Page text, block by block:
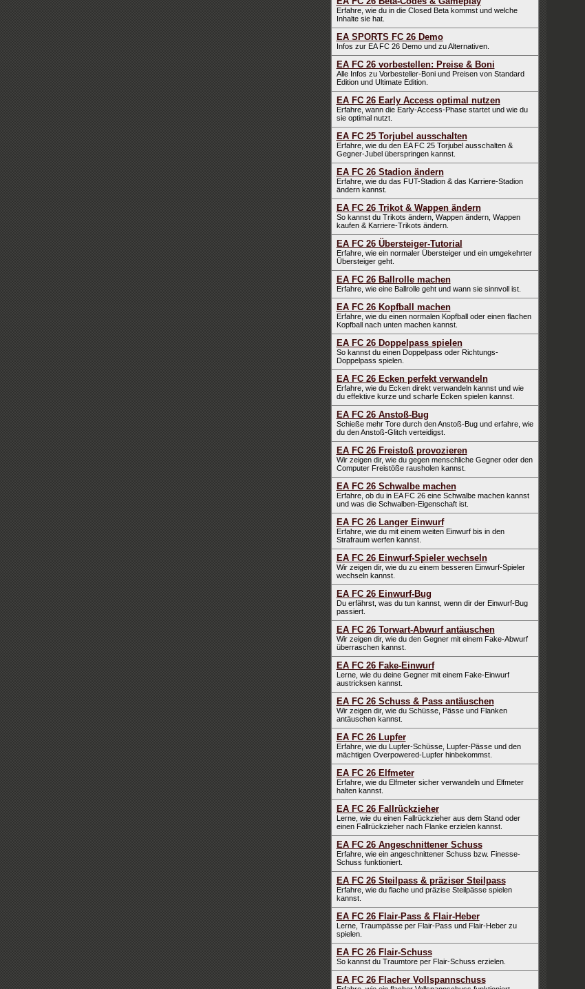
Erfahre, wie du in die Closed Beta kommst und welche
Inhalte sie hat.
EA SPORTS FC 26 Demo
Infos zur EA FC 26 Demo und zu Alternativen.
EA FC 26 vorbestellen: Preise & Boni
Alle Infos zu Vorbesteller-Boni und Preisen von Standard
Edition und Ultimate Edition.
EA FC 26 Early Access optimal nutzen
Erfahre, wann die Early-Access-Phase startet und wie du
sie optimal nutzt.
EA FC 25 Torjubel ausschalten
Erfahre, wie du den EA FC 25 Torjubel ausschalten &
Gegner-Jubel überspringen kannst.
EA FC 26 Stadion ändern
Erfahre, wie du das FUT-Stadion & das Karriere-Stadion
ändern kannst.
EA FC 26 Trikot & Wappen ändern
So kannst du Trikots ändern, Wappen ändern, Wappen
kaufen & Karriere-Trikots ändern.
EA FC 26 Übersteiger-Tutorial
Erfahre, wie ein normaler Übersteiger und ein umgekehrter
Übersteiger geht.
EA FC 26 Ballrolle machen
Erfahre, wie eine Ballrolle geht und wann sie sinnvoll ist.
EA FC 26 Kopfball machen
Erfahre, wie du einen normalen Kopfball oder einen flachen
Kopfball nach unten machen kannst.
EA FC 26 Doppelpass spielen
So kannst du einen Doppelpass oder Richtungs-
Doppelpass spielen.
EA FC 26 Ecken perfekt verwandeln
Erfahre, wie du Ecken direkt verwandeln kannst und wie
du effektive kurze und scharfe Ecken spielen kannst.
EA FC 26 Anstoß-Bug
Schieße mehr Tore durch den Anstoß-Bug und erfahre, wie
du den Anstoß-Glitch verteidigst.
EA FC 26 Freistoß provozieren
Wir zeigen dir, wie du gegen menschliche Gegner oder den
Computer Freistöße rausholen kannst.
EA FC 26 Schwalbe machen
Erfahre, ob du in EA FC 26 eine Schwalbe machen kannst
und was die Schwalben-Eigenschaft ist.
EA FC 26 Langer Einwurf
Erfahre, wie du mit einem weiten Einwurf bis in den
Strafraum werfen kannst.
EA FC 26 Einwurf-Spieler wechseln
Wir zeigen dir, wie du zu einem besseren Einwurf-Spieler
wechseln kannst.
EA FC 26 Einwurf-Bug
Du erfährst, was du tun kannst, wenn dir der Einwurf-Bug
passiert.
EA FC 26 Torwart-Abwurf antäuschen
Wir zeigen dir, wie du den Gegner mit einem Fake-Abwurf
überraschen kannst.
EA FC 26 Fake-Einwurf
Lerne, wie du deine Gegner mit einem Fake-Einwurf
austricksen kannst.
EA FC 26 Schuss & Pass antäuschen
Wir zeigen dir, wie du Schüsse, Pässe und Flanken
antäuschen kannst.
EA FC 26 Lupfer
Erfahre, wie du Lupfer-Schüsse, Lupfer-Pässe und den
mächtigen Overpowered-Lupfer hinbekommst.
EA FC 26 Elfmeter
Erfahre, wie du Elfmeter sicher verwandeln und Elfmeter
halten kannst.
EA FC 26 Fallrückzieher
Lerne, wie du einen Fallrückzieher aus dem Stand oder
einen Fallrückzieher nach Flanke erzielen kannst.
EA FC 26 Angeschnittener Schuss
Erfahre, wie ein angeschnittener Schuss bzw. Finesse-
Schuss funktioniert.
EA FC 26 Steilpass & präziser Steilpass
Erfahre, wie du flache und präzise Steilpässe spielen
kannst.
EA FC 26 Flair-Pass & Flair-Heber
Lerne, Traumpässe per Flair-Pass und Flair-Heber zu
spielen.
EA FC 26 Flair-Schuss
So kannst du Traumtore per Flair-Schuss erzielen.
EA FC 26 Flacher Vollspannschuss